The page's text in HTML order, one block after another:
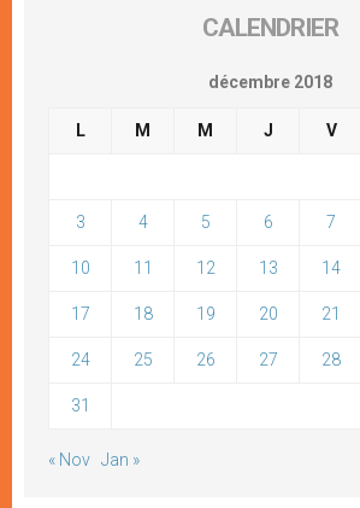
CALENDRIER
décembre 2018
L M M J V
3 4 5 6 7
10 11 12 13 14
17 18 19 20 21
24 25 26 27 28
31
« Nov Jan »